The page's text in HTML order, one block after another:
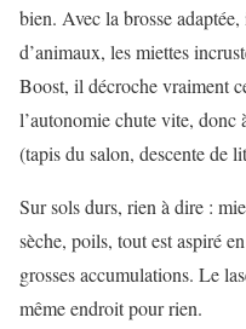
bien. Avec la brosse
d’animaux, les miettes
Boost, il décroche vraiment
l’autonomie chute vite, donc
(tapis du salon, descente de
Sur sols durs, rien à dire :
sèche, poils, tout est aspiré
grosses accumulations. Le
même endroit pour rien.